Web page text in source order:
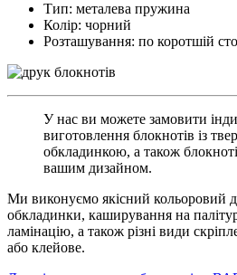
Тип: металева пружина
Колір: чорний
Розташування: по коротшій
У нас ви можете замовити
виготовлення блокнотів із
обкладинкою, а також
вашим дизайном.
Ми виконуємо якісний кольоровий
обкладинки, каширування на
ламінацію, а також різні види
або клейове.